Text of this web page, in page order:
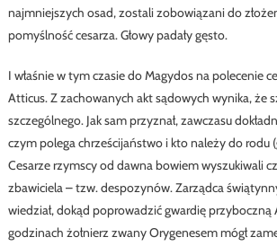
najmniejszych osad, zostali zobowiązani do
pomyślność cesarza. Głowy padały gęsto.
I właśnie w tym czasie do Magydos na polecenie
Atticus. Z zachowanych akt sądowych wynika, że
szczególnego. Jak sam przyznał, zawczasu
czym polega chrześcijaństwo i kto należy do rodu
Cesarze rzymscy od dawna bowiem wyszukiwali
zbawiciela – tzw. despozynów. Zarządca
wiedział, dokąd poprowadzić gwardię przyboczną
godzinach żołnierz zwany Orygenesem mógł